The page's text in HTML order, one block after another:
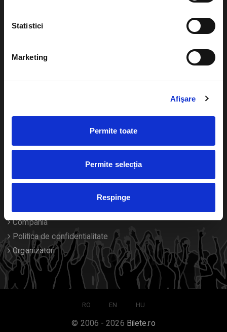
Statistici
Marketing
Afişare
Permite toate
Permite selecția
Respinge
festivaluri
Diverse
Despre noi
Contact
Compania
Politica de confidentialitate
Organizatori
RO EN HU
© 2006 - 2026 Bilete.ro